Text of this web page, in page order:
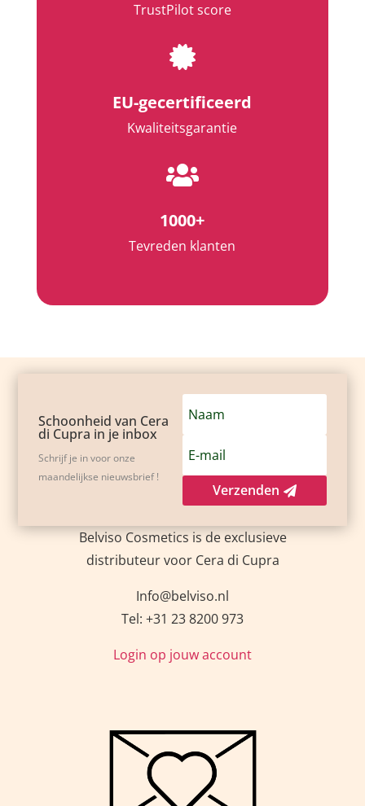
TrustPilot score

EU-gecertificeerd
Kwaliteitsgarantie

1000+
Tevreden klanten
Schoonheid van Cera
di Cupra in je inbox
Schrijf je in voor onze
maandelijkse nieuwsbrief !
Verzenden
Belviso Cosmetics is de exclusieve
distributeur voor Cera di Cupra
Info@belviso.nl
Tel: +31 23 8200 973
Login op jouw account